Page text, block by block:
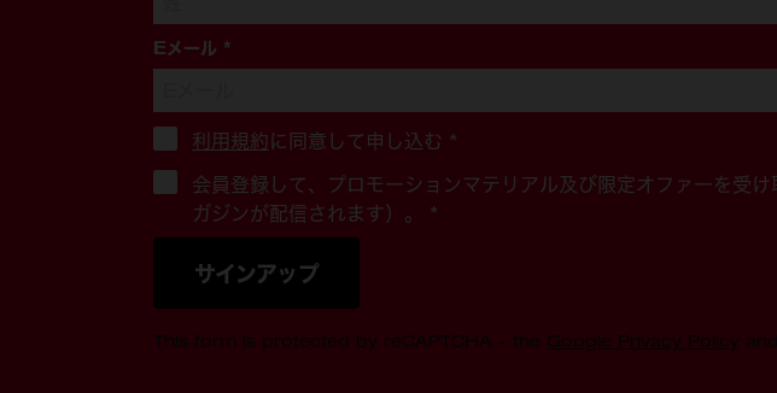
Eメール *
利用規約に同意して申し込む *
会員登録して、プロモーションマテリアル及び限定オファーを受
ガジンが配信されます）。 *
サインアップ
This form is protected by reCAPTCHA - the Google Privacy Policy and